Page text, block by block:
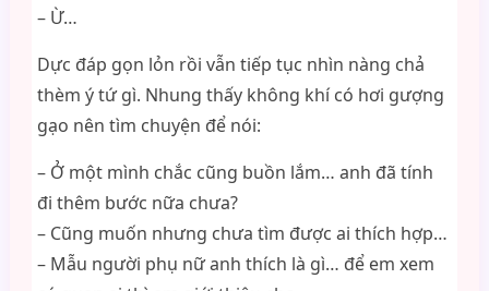
– Ừ…
Dực đáp gọn lỏn rồi vẫn tiếp tục nhìn nàng chả
thèm ý tứ gì. Nhung thấy không khí có hơi gượng
gạo nên tìm chuyện để nói:
– Ở một mình chắc cũng buồn lắm… anh đã tính
đi thêm bước nữa chưa?
– Cũng muốn nhưng chưa tìm được ai thích hợp…
– Mẫu người phụ nữ anh thích là gì… để em xem